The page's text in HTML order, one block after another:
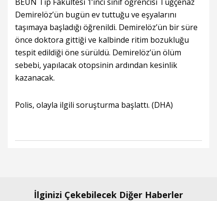
Demirelöz’ün bugün ev tuttuğu ve eşyalarını
taşımaya başladığı öğrenildi. Demirelöz’ün bir süre
önce doktora gittiği ve kalbinde ritim bozukluğu
tespit edildiği öne sürüldü. Demirelöz’ün ölüm
sebebi, yapılacak otopsinin ardından kesinlik
kazanacak.
Polis, olayla ilgili soruşturma başlattı. (DHA)
İlginizi Çekebilecek Diğer Haberler